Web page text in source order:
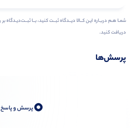
دریافت کنید.
پرسش‌ها
0پرسش و پاسخ